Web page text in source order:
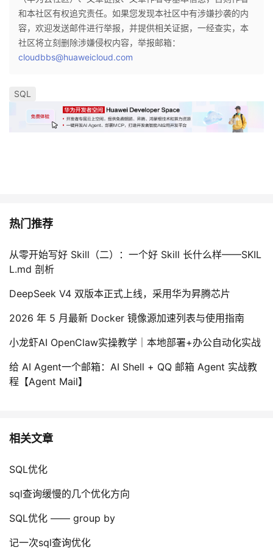
注
开
发
课
程
的
认
我
的
我
藏
的
Programs
我
的
术
支
云
声
和本社区有权追究责任。如果您发现本社区中有涉嫌抄袭的内
容，欢迎发送邮件进行举报，并提供相关证据，一经查实，本
社区将立刻删除涉嫌侵权内容，举报邮箱：
cloudbbs@huaweicloud.com
SQL
热门推荐
从零开始写好 Skill（二）：一个好 Skill 长什么样——SKIL
L.md 剖析
DeepSeek V4 双版本正式上线，采用华为昇腾芯片
2026 年 5 月最新 Docker 镜像源加速列表与使用指南
小龙虾AI OpenClaw实操教学｜本地部署+办公自动化实战
给 AI Agent一个邮箱：AI Shell + QQ 邮箱 Agent 实战教
程【Agent Mail】
相关文章
SQL优化
sql查询缓慢的几个优化方向
SQL优化 —— group by
记一次sql查询优化